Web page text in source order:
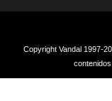
Copyright Vandal 1997-